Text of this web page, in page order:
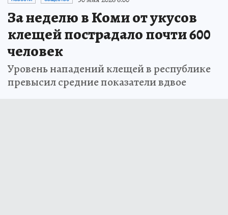
За неделю в Коми от укусов
клещей пострадало почти 600
человек
Уровень нападений клещей в республике
превысил средние показатели вдвое